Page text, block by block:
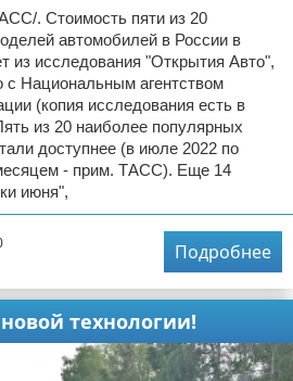
. Стоимость пяти из 20
автомобилей в России в
из исследования "Открытия Авто",
с Национальным агентством
(копия исследования есть в
из 20 наиболее популярных
доступнее (в июле 2022 по
- прим. ТАСС). Еще 14
июня",
Подробнее
технологии!